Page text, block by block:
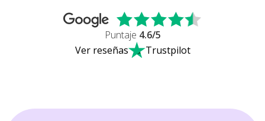
Puntaje 4.6/5
Ver reseñas
Trustpilot